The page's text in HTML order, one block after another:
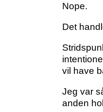
Nope.
Det
vil have
Jeg var
anden